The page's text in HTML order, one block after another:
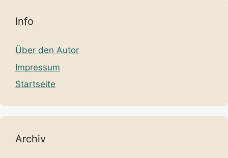
Info
Über den Autor
Impressum
Startseite
Archiv